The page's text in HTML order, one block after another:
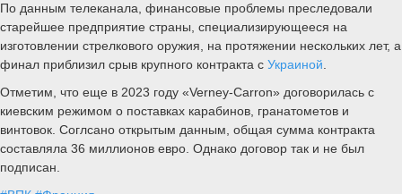
По данным телеканала, финансовые проблемы преследовали
старейшее предприятие страны, специализирующееся на
изготовлении стрелкового оружия, на протяжении нескольких лет, а
финал приблизил срыв крупного контракта с Украиной.
Отметим, что еще в 2023 году «Verney-Carron» договорилась с
киевским режимом о поставках карабинов, гранатометов и
винтовок. Соглсано открытым данным, общая сумма контракта
составляла 36 миллионов евро. Однако договор так и не был
подписан.